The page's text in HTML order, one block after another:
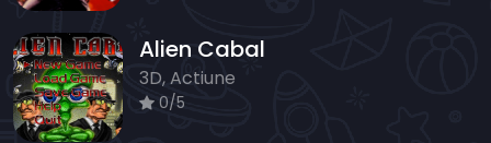
Alien Cabal
3D, Actiune
0/5